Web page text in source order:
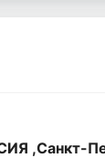
,Санкт-